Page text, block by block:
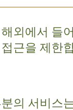
외에서 들
근을 제한
의 서비스